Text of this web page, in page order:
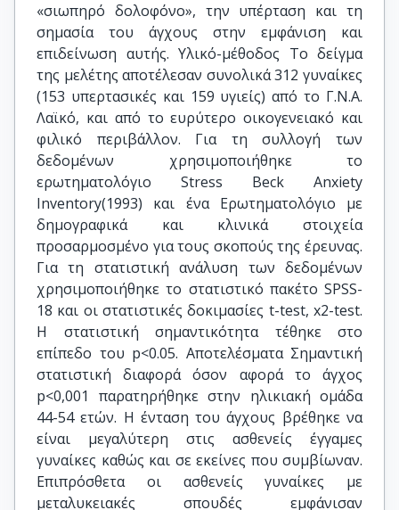
«σιωπηρό δολοφόνο», την υπέρταση και τη
σημασία του άγχους στην εμφάνιση και
επιδείνωση αυτής. Υλικό-μέθοδος Το δείγμα
της μελέτης αποτέλεσαν συνολικά 312 γυναίκες
(153 υπερτασικές και 159 υγιείς) από το Γ.Ν.Α.
Λαϊκό, και από το ευρύτερο οικογενειακό και
φιλικό περιβάλλον. Για τη συλλογή των
δεδομένων χρησιμοποιήθηκε το
ερωτηματολόγιο Stress Beck Anxiety
Inventory(1993) και ένα Ερωτηματολόγιο με
δημογραφικά και κλινικά στοιχεία
προσαρμοσμένο για τους σκοπούς της έρευνας.
Για τη στατιστική ανάλυση των δεδομένων
χρησιμοποιήθηκε το στατιστικό πακέτο SPSS-
18 και οι στατιστικές δοκιμασίες t-test, x2-test.
Η στατιστική σημαντικότητα τέθηκε στο
επίπεδο του p<0.05. Αποτελέσματα Σημαντική
στατιστική διαφορά όσον αφορά το άγχος
p<0,001 παρατηρήθηκε στην ηλικιακή ομάδα
44-54 ετών. Η ένταση του άγχους βρέθηκε να
είναι μεγαλύτερη στις ασθενείς έγγαμες
γυναίκες καθώς και σε εκείνες που συμβίωναν.
Επιπρόσθετα οι ασθενείς γυναίκες με
μεταλυκειακές σπουδές εμφάνισαν